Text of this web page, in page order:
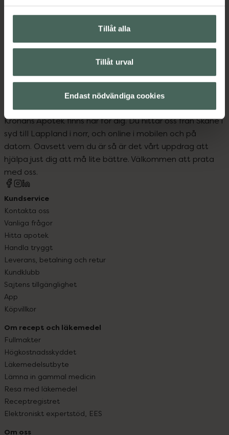
Tillåt alla
Tillåt urval
Endast nödvändiga cookies
Upptäck flera produkter inom
Mellanmål och snacks
Kronans Apotek finns här för dig. Du hittar oss från Skåne i
syd till Lappland i norr, och online i mobilen och på
datorn. Oavsett vem du är så är det vårt uppdrag att
hjälpa just dig att må lite bättre. Välkommen att prata
med oss.
Kundservice
Kontakta oss
Vanliga frågor
Hitta apotek
Handla tryggt
Leverans, betalning och retur
Kundklubb
Sajtens tillgänglighet
App
Köpvillkor
Om recept och läkemedel
Fullmakter
Högkostnadsskyddet
Läkemedelsutbyte
Lämna in gammal medicin
Resa med läkemedel
Receptregistret
Elektroniskt expertstöd, EES
Om oss